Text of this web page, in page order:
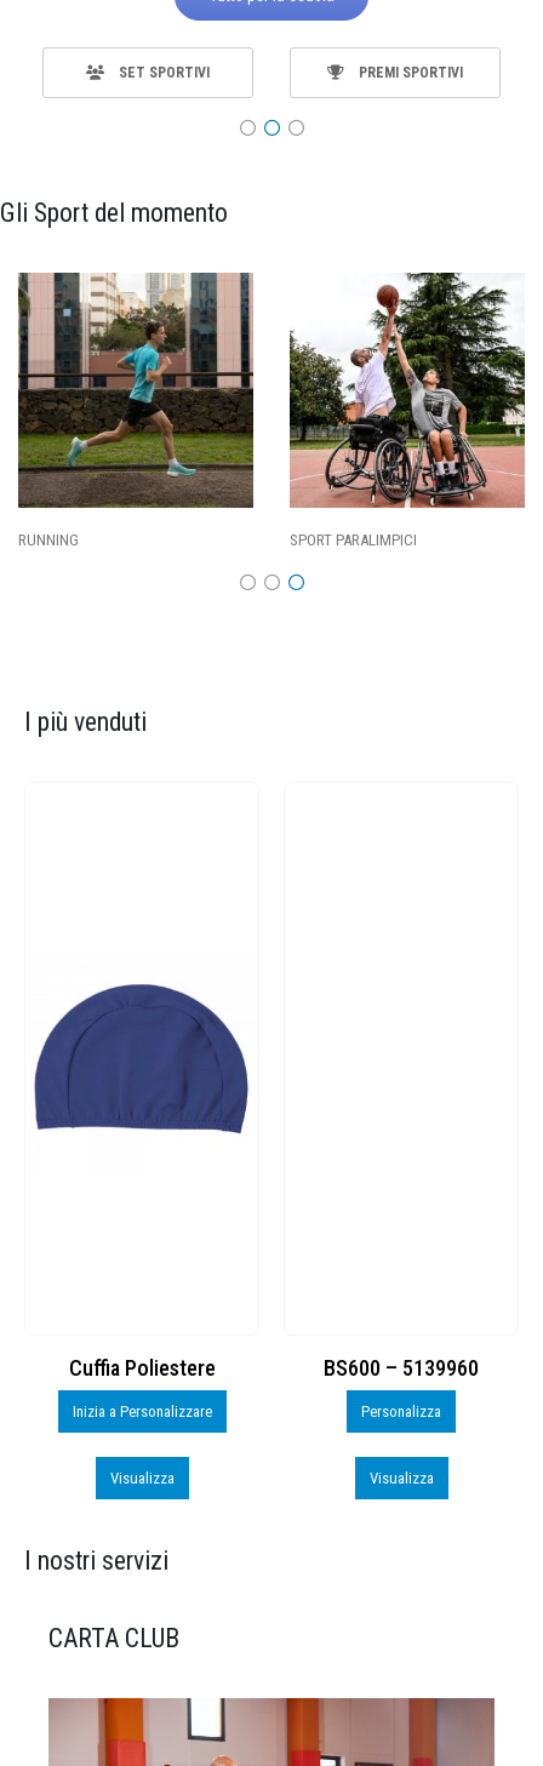
SET SPORTIVI PREMI SPORTIVI
Gli Sport del momento
PARALIMPICI CALCIO
I più venduti
Cuffia Poliestere
Inizia a Personalizzare
Visualizza
BS600 – 5139960
Personalizza
Visualizza
I nostri servizi
CARTA CLUB